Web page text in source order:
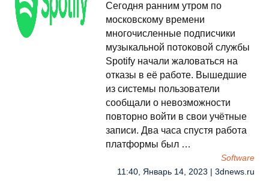
Сегодня ранним утром по
московскому времени
многочисленные подписчики
музыкальной потоковой службы
Spotify начали жаловаться на
отказы в её работе. Вышедшие
из системы пользователи
сообщали о невозможности
повторно войти в свои учётные
записи. Два часа спустя работа
платформы был …
Software
11:40, Январь 14, 2023 | 3dnews.ru